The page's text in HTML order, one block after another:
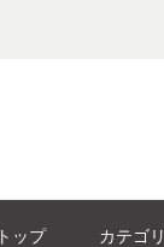
トップ カテゴリ